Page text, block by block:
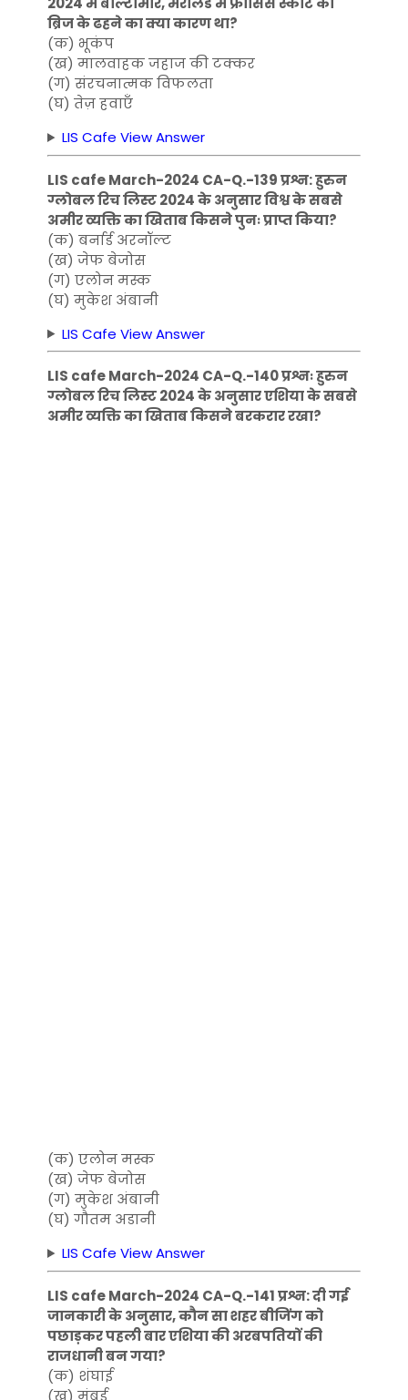
ब्रिज के ढहने का क्या कारण था?
(क) भूकंप
(ख) मालवाहक जहाज की टक्कर
(ग) संरचनात्मक विफलता
(घ) तेज़ हवाएँ
LIS Cafe View Answer
LIS cafe March-2024 CA-Q.-139 प्रश्न: हुरुन
ग्लोबल रिच लिस्ट 2024 के अनुसार विश्व के सबसे
अमीर व्यक्ति का खिताब किसने पुनः प्राप्त किया?
(क) बर्नार्ड अरनॉल्ट
(ख) जेफ बेजोस
(ग) एलोन मस्क
(घ) मुकेश अंबानी
LIS Cafe View Answer
LIS cafe March-2024 CA-Q.-140 प्रश्नः हुरुन
ग्लोबल रिच लिस्ट 2024 के अनुसार एशिया के सबसे
अमीर व्यक्ति का खिताब किसने बरकरार रखा?
(क) एलोन मस्क
(ख) जेफ बेजोस
(ग) मुकेश अंबानी
(घ) गौतम अडानी
LIS Cafe View Answer
LIS cafe March-2024 CA-Q.-141 प्रश्न: दी गई
जानकारी के अनुसार, कौन सा शहर बीजिंग को
पछाड़कर पहली बार एशिया की अरबपतियों की
राजधानी बन गया?
(क) शंघाई
(ख) मुंबई